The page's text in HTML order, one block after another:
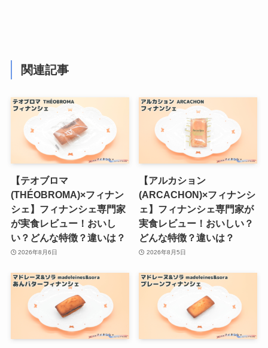
関連記事
【テオブロマ
(THÉOBROMA)×フィナン
シェ】フィナンシェ専門家
が実食レビュー！おいし
い？どんな特徴？違いは？
2026年8月6日
【アルカション
(ARCACHON)×フィナンシ
ェ】フィナンシェ専門家が
実食レビュー！おいしい？
どんな特徴？違いは？
2026年8月5日